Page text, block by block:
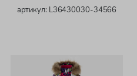
артикул: L36430030-34566